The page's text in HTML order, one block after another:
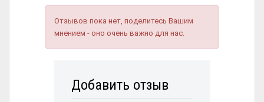
Отзывов пока нет, поделитесь Вашим
мнением - оно очень важно для нас.
Добавить отзыв